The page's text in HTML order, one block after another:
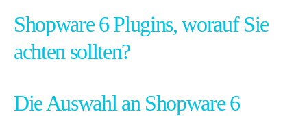
Shopware 6 Plugins, worauf Sie
achten sollten?
Die Auswahl an Shopware 6